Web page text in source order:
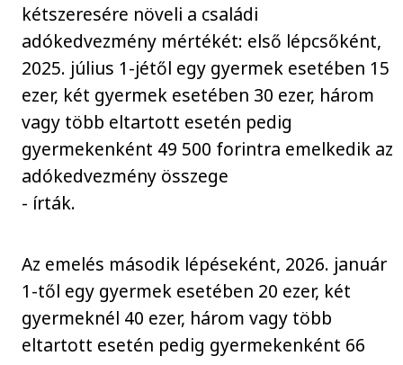
kétszeresére növeli a családi
adókedvezmény mértékét: első lépcsőként,
2025. július 1-jétől egy gyermek esetében 15
ezer, két gyermek esetében 30 ezer, három
vagy több eltartott esetén pedig
gyermekenként 49 500 forintra emelkedik az
adókedvezmény összege
- írták.
Az emelés második lépéseként, 2026. január
1-től egy gyermek esetében 20 ezer, két
gyermeknél 40 ezer, három vagy több
eltartott esetén pedig gyermekenként 66